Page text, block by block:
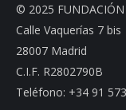
© 2025 FUNDACIÓN
Calle Vaquerías 7 bis
28007 Madrid
C.I.F. R2802790B
Teléfono: +34 91